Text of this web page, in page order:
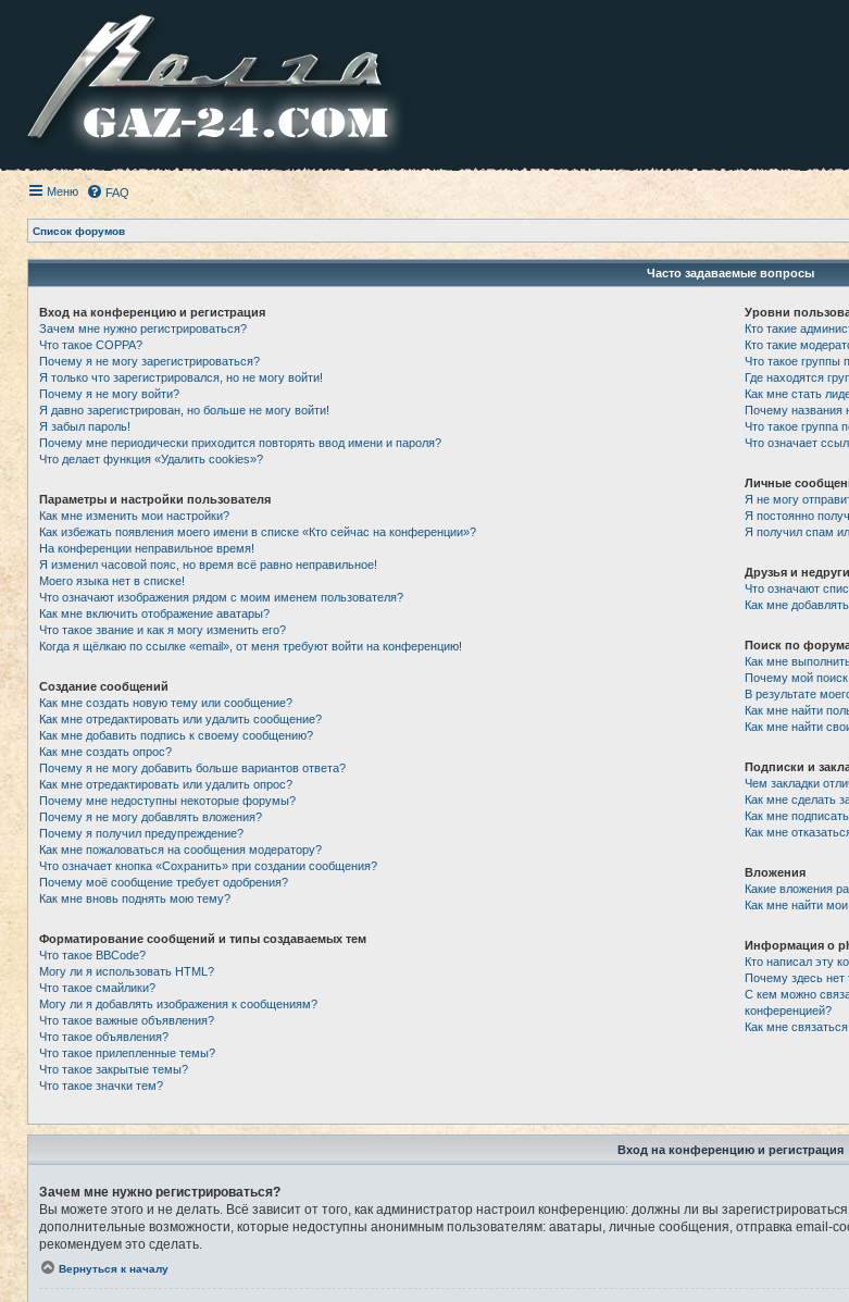
Меню FAQ
Список форумов
Часто задаваемые вопросы
Вход на конференцию и регистрация
Зачем мне нужно регистрироваться?
Что такое COPPA?
Почему я не могу зарегистрироваться?
Я только что зарегистрировался, но не могу войти!
Почему я не могу войти?
Я давно зарегистрирован, но больше не могу войти!
Я забыл пароль!
Почему мне периодически приходится повторять ввод имени и пароля?
Что делает функция «Удалить cookies»?
Параметры и настройки пользователя
Как мне изменить мои настройки?
Как избежать появления моего имени в списке «Кто сейчас на конференции»?
На конференции неправильное время!
Я изменил часовой пояс, но время всё равно неправильное!
Моего языка нет в списке!
Что означают изображения рядом с моим именем пользователя?
Как мне включить отображение аватары?
Что такое звание и как я могу изменить его?
Когда я щёлкаю по ссылке «email», от меня требуют войти на конференцию!
Создание сообщений
Как мне создать новую тему или сообщение?
Как мне отредактировать или удалить сообщение?
Как мне добавить подпись к своему сообщению?
Как мне создать опрос?
Почему я не могу добавить больше вариантов ответа?
Как мне отредактировать или удалить опрос?
Почему мне недоступны некоторые форумы?
Почему я не могу добавлять вложения?
Почему я получил предупреждение?
Как мне пожаловаться на сообщения модератору?
Что означает кнопка «Сохранить» при создании сообщения?
Почему моё сообщение требует одобрения?
Как мне вновь поднять мою тему?
Форматирование сообщений и типы создаваемых тем
Что такое BBCode?
Могу ли я использовать HTML?
Что такое смайлики?
Могу ли я добавлять изображения к сообщениям?
Что такое важные объявления?
Что такое объявления?
Что такое прилепленные темы?
Что такое закрытые темы?
Что такое значки тем?
Уровни
Кто такие
Кто такие
Что такое группы
Где находятся
Как мне стать
Почему названия
Что такое группа
Что означает
Личные
Я не могу
Я постоянно
Я получил спам
Друзья и недруги
Что означают
Как мне
Поиск по
Как мне
Почему мой поиск
В результате
Как мне найти
Как мне найти
Подписки и
Чем закладки
Как мне сделать
Как мне
Как мне
Вложения
Какие вложения
Как мне найти
Информация о
Кто написал эту
Почему здесь нет
С кем можно
конференцией?
Как мне
Вход на конференцию и регистрация
Зачем мне нужно регистрироваться?
Вы можете этого и не делать. Всё зависит от того, как администратор настроил конференцию: должны ли вы
дополнительные возможности, которые недоступны анонимным пользователям: аватары, личные сообщения, отправка email-
рекомендуем это сделать.
Вернуться к началу